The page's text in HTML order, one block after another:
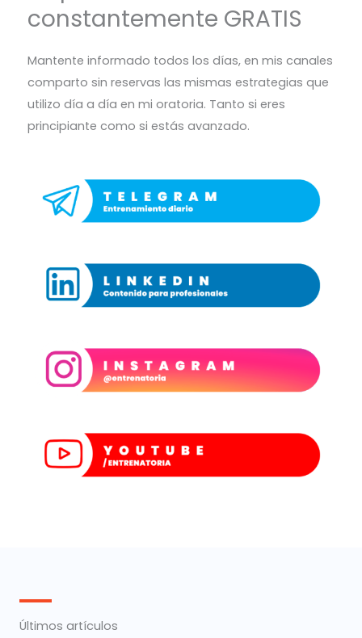
constantemente GRATIS
Mantente informado todos los días, en mis canales
comparto sin reservas las mismas estrategias que
utilizo día a día en mi oratoria. Tanto si eres
principiante como si estás avanzado.
Últimos artículos